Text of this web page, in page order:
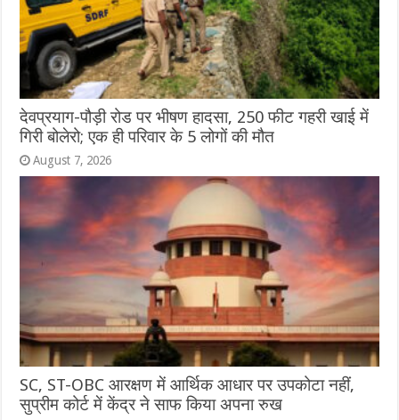
देवप्रयाग-पौड़ी रोड पर भीषण हादसा, 250 फीट गहरी खाई में
गिरी बोलेरो; एक ही परिवार के 5 लोगों की मौत
August 7, 2026
SC, ST-OBC आरक्षण में आर्थिक आधार पर उपकोटा नहीं,
सुप्रीम कोर्ट में केंद्र ने साफ किया अपना रुख